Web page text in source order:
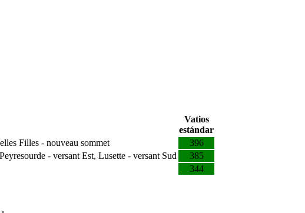
Vatios
estándar
Filles - nouveau sommet
396
- versant Est, Lusette - versant Sud
385
344